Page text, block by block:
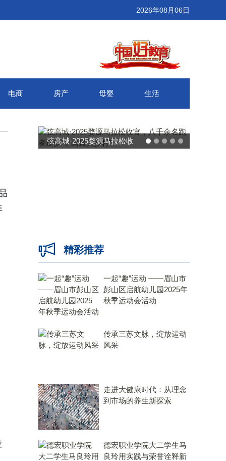
2026年08月06日
电商 房产 母婴 生活
武汉百联奥莱年度感恩季 承
精彩推荐
一起“趣”运动 ——眉山市
彭山区启航幼儿园2025年
秋季运动会活动
传承三苏文脉，绽放运动
风采
走进大健康时代：从理念
到市场的养生新探索
德宏职业学院大二学生马
良玲用实践与荣誉诠释新